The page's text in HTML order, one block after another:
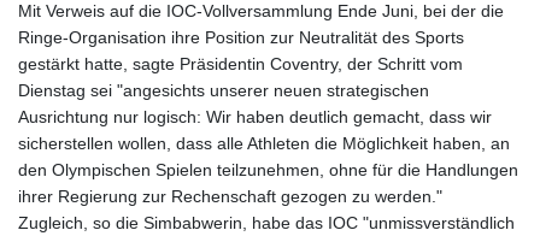
Mit Verweis auf die IOC-Vollversammlung Ende Juni, bei der die
Ringe-Organisation ihre Position zur Neutralität des Sports
gestärkt hatte, sagte Präsidentin Coventry, der Schritt vom
Dienstag sei "angesichts unserer neuen strategischen
Ausrichtung nur logisch: Wir haben deutlich gemacht, dass wir
sicherstellen wollen, dass alle Athleten die Möglichkeit haben, an
den Olympischen Spielen teilzunehmen, ohne für die Handlungen
ihrer Regierung zur Rechenschaft gezogen zu werden."
Zugleich, so die Simbabwerin, habe das IOC "unmissverständlich